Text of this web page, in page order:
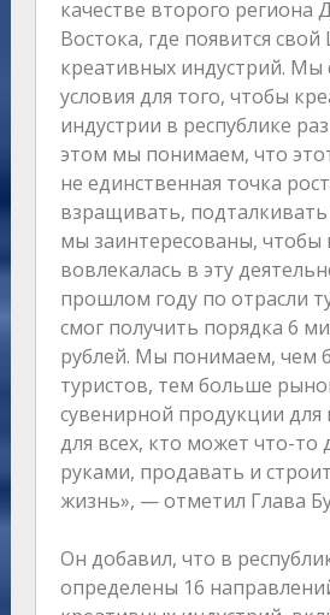
качестве второго региона
Востока, где появится
креативных индустрий. Мы
условия для того, чтобы
индустрии в республике
этом мы понимаем, что
не единственная точка
взращивать,
мы заинтересованы, чтобы
вовлекалась в эту
прошлом году по отрасли
смог получить порядка 6
рублей. Мы понимаем, чем
туристов, тем больше
сувенирной продукции для
для всех, кто может что-то
руками, продавать и
жизнь», — отметил Глава
Он добавил, что в
определены 16